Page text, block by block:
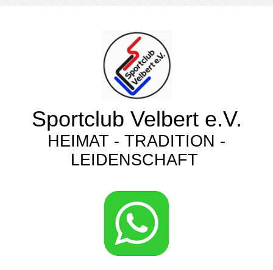
Sportclub Velbert e.V.
HEIMAT - TRADITION -
LEIDENSCHAFT